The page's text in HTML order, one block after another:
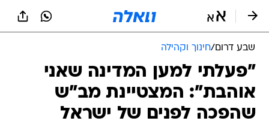
שבע דרום/חינוך וקהילה
"פעלתי למען המדינה שאני
אוהבת": המצטיינת מב"ש
שהפכה לפנים של ישראל